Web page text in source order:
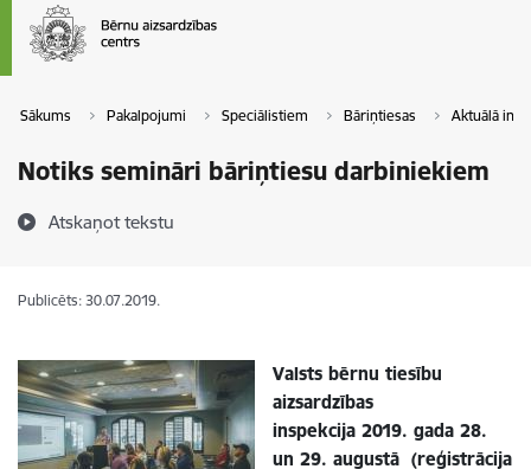
Sākums Pakalpojumi Speciālistiem Bāriņtiesas Aktuālā
Notiks semināri bāriņtiesu darbiniekiem
Atskaņot tekstu
Publicēts: 30.07.2019.
Valsts bērnu tiesību
aizsardzības
inspekcija 2019. gada 28.
un 29. augustā (reģistrācija